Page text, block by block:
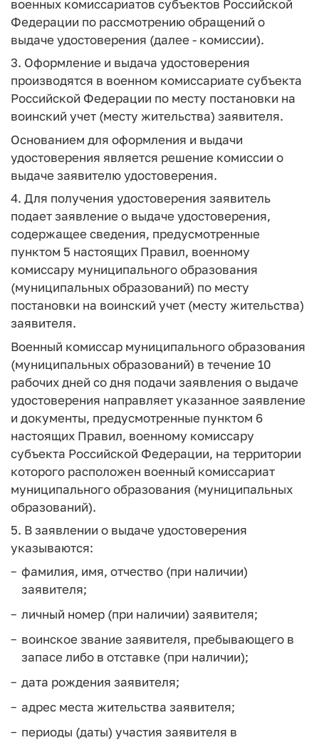
военных комиссариатов субъектов Российской
Федерации по рассмотрению обращений о
выдаче удостоверения (далее - комиссии).
3. Оформление и выдача удостоверения
производятся в военном комиссариате субъекта
Российской Федерации по месту постановки на
воинский учет (месту жительства) заявителя.
Основанием для оформления и выдачи
удостоверения является решение комиссии о
выдаче заявителю удостоверения.
4. Для получения удостоверения заявитель
подает заявление о выдаче удостоверения,
содержащее сведения, предусмотренные
пунктом 5 настоящих Правил, военному
комиссару муниципального образования
(муниципальных образований) по месту
постановки на воинский учет (месту жительства)
заявителя.
Военный комиссар муниципального образования
(муниципальных образований) в течение 10
рабочих дней со дня подачи заявления о выдаче
удостоверения направляет указанное заявление
и документы, предусмотренные пунктом 6
настоящих Правил, военному комиссару
субъекта Российской Федерации, на территории
которого расположен военный комиссариат
муниципального образования (муниципальных
образований).
5. В заявлении о выдаче удостоверения
указываются:
фамилия, имя, отчество (при наличии)
заявителя;
личный номер (при наличии) заявителя;
воинское звание заявителя, пребывающего в
запасе либо в отставке (при наличии);
дата рождения заявителя;
адрес места жительства заявителя;
периоды (даты) участия заявителя в